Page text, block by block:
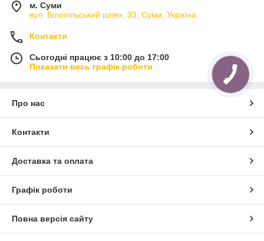
м. Суми
вул. Білопільський шлях, 33, Суми, Україна
Контакти
Сьогодні працює з 10:00 до 17:00
Показати весь графік роботи
Про нас
Контакти
Доставка та оплата
Графік роботи
Повна версія сайту